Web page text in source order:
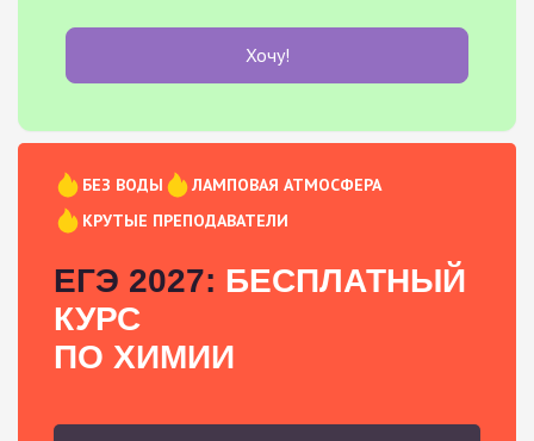
Хочу!
БЕЗ ВОДЫ
ЛАМПОВАЯ АТМОСФЕРА
КРУТЫЕ ПРЕПОДАВАТЕЛИ
ЕГЭ 2027: БЕСПЛАТНЫЙ
КУРС
ПО ХИМИИ